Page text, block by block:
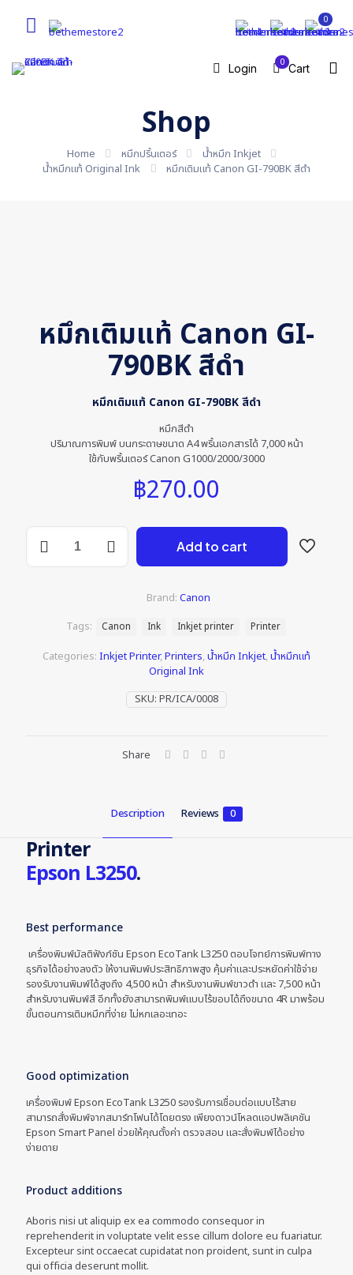
0
Login 0 Cart
Shop
Home หมึกปริ้นเตอร์
น้ำหมึก Inkjet
น้ำหมึกแท้ Original Ink
หมึกเติมแท้ Canon GI-790BK สีดำ
หมึกเติมแท้ Canon GI-
790BK สีดำ
หมึกเติมแท้ Canon GI-790BK สีดำ
หมึกสีดำ
ปริมาณการพิมพ์ บนกระดาษขนาด A4 พริ้นเอกสารได้ 7,000 หน้า
ใช้กับพริ้นเตอร์ Canon G1000/2000/3000
฿270.00
หมึก
แท้
Add to cart
SKU: PR/ICA/0008
Categories: Inkjet Printer,Printers,น้ำหมึก Inkjet,น้ำหมึกแท้
Original Ink
Tags: Canon Ink Inkjet printer Printer
Brand: Canon
Share
Description Reviews 0
Printer
Epson L3250.
Best performance
เครื่องพิมพ์มัลติฟังก์ชัน Epson EcoTank L3250 ตอบโจทย์การพิมพ์ทาง
ธุรกิจได้อย่างลงตัว ให้งานพิมพ์ประสิทธิภาพสูง คุ้มค่าและประหยัดค่าใช้จ่าย
รองรับงานพิมพ์ได้สูงถึง 4,500 หน้า สำหรับงานพิมพ์ขาวดำ และ 7,500 หน้า
สำหรับงานพิมพ์สี อีกทั้งยังสามารถพิมพ์แบบไร้ขอบได้ถึงขนาด 4R มาพร้อม
ขั้นตอนการเติมหมึกที่ง่าย ไม่หกเลอะเทอะ
Good optimization
เครื่องพิมพ์ Epson EcoTank L3250 รองรับการเชื่อมต่อแบบไร้สาย
สามารถสั่งพิมพ์จากสมาร์ทโฟนได้โดยตรง เพียงดาวน์โหลดแอปพลิเคชัน
Epson Smart Panel ช่วยให้คุณตั้งค่า ตรวจสอบ และสั่งพิมพ์ได้อย่าง
ง่ายดาย
Product additions
Aboris nisi ut aliquip ex ea commodo consequor in
reprehenderit in voluptate velit esse cillum dolore eu fuariatur.
Excepteur sint occaecat cupidatat non proident, sunt in culpa
qui officia deserunt mollit.